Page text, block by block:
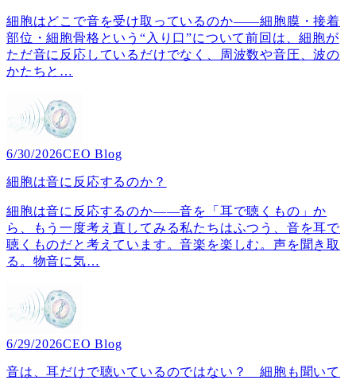
細胞はどこで音を受け取っているのか――細胞膜・接着
部位・細胞骨格という“入り口”について前回は、細胞が
ただ音に反応しているだけでなく、周波数や音圧、波の
かたちと …
6/30/2026CEO Blog
細胞は音に反応するのか？
細胞は音に反応するのか――音を「耳で聴くもの」か
ら、もう一度考え直してみる私たちはふつう、音を耳で
聴くものだと考えています。音楽を楽しむ。声を聞き取
る。物音に気…
6/29/2026CEO Blog
音は、耳だけで聴いているのではない？ 細胞も聞いて